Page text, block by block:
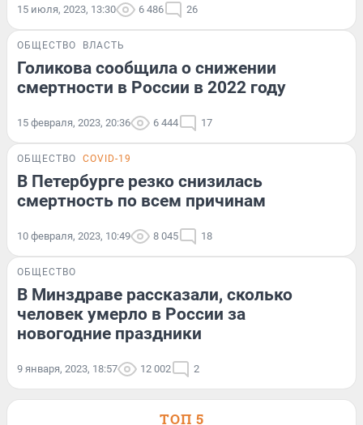
15 июля, 2023, 13:30 6 486 26
ОБЩЕСТВО ВЛАСТЬ
Голикова сообщила о снижении
смертности в России в 2022 году
15 февраля, 2023, 20:36 6 444 17
ОБЩЕСТВО COVID-19
В Петербурге резко снизилась
смертность по всем причинам
10 февраля, 2023, 10:49 8 045 18
ОБЩЕСТВО
В Минздраве рассказали, сколько
человек умерло в России за
новогодние праздники
9 января, 2023, 18:57 12 002 2
ТОП 5